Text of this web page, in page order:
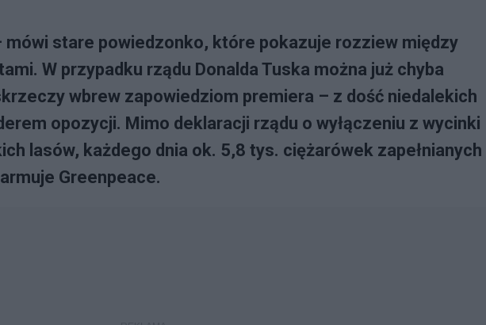
stare powiedzonko, które pokazuje rozziew między
W przypadku rządu Donalda Tuska można już chyba
wbrew zapowiedziom premiera – z dość niedalekich
opozycji. Mimo deklaracji rządu o wyłączeniu z wycinki
lasów, każdego dnia ok. 5,8 tys. ciężarówek zapełnianych
Greenpeace.